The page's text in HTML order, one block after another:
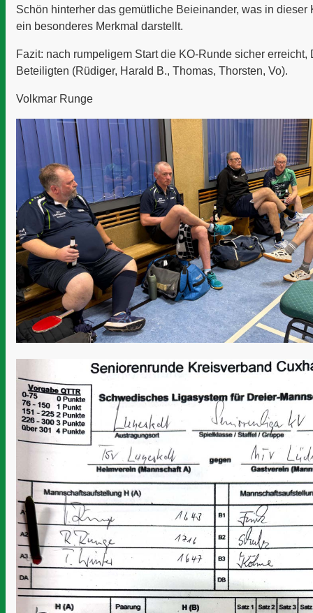
Schön hinterher das gemütliche Beieinander, was in dieser
ein besonderes Merkmal darstellt.
Fazit: nach rumpeligem Start die KO-Runde sicher erreicht,
Beteiligten (Rüdiger, Harald B., Thomas, Thorsten, Vo).
Volkmar Runge